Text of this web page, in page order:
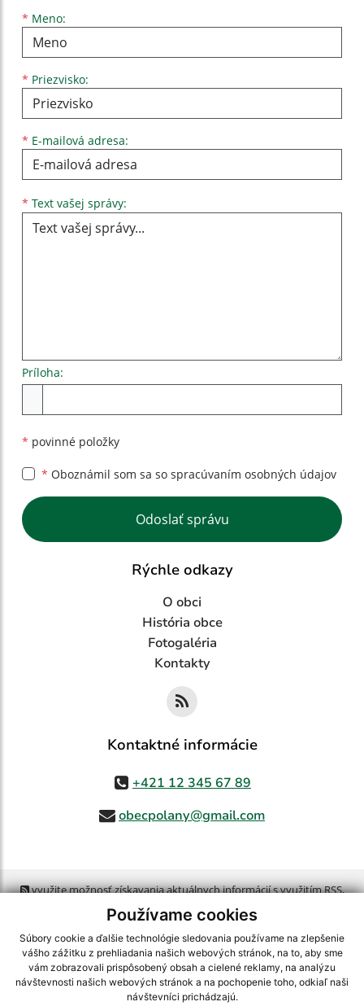
Používame cookies
Súbory cookie a ďalšie technológie sledovania používame na zlepšenie
vášho zážitku z prehliadania našich webových stránok, na to, aby sme
vám zobrazovali prispôsobený obsah a cielené reklamy, na analýzu
návštevnosti našich webových stránok a na pochopenie toho, odkiaľ naši
návštevníci prichádzajú.
* Meno:
Meno
* Priezvisko:
Priezvisko
* E-mailová adresa:
E-mailová adresa
* Text vašej správy:
Príloha:
* povinné položky
* Oboznámil som sa so spracúvaním osobných údajov
Google reCaptcha Response
Odoslať správu
Rýchle odkazy
O obci
História obce
Fotogaléria
Kontakty
Kontaktné informácie
+421 12 345 67 89
obecpolany@gmail.com
využite možnosť získavania aktuálnych informácií s využitím RSS,
CMS systém (redakčný) systém ECHELON 2, Mapa stránok
webex.digital, s.r.o.,domény,registrácia domény
spoločnosť webex.digital, s.r.o.,technický prevádzkovateľ
Posledná aktualizácia:06.08.2026
Vytlačiť stránku|Vyhlásenie o prístupnosti